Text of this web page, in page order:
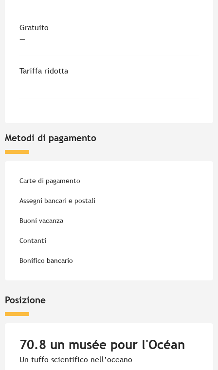
Gratuito
—
Tariffa ridotta
—
Metodi di pagamento
Carte di pagamento
Assegni bancari e postali
Buoni vacanza
Contanti
Bonifico bancario
Posizione
70.8 un musée pour l'Océan
Un tuffo scientifico nell’oceano